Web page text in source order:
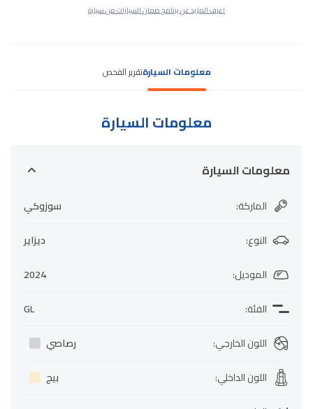
اعرف المزيد عن برنامج ضمان السيارات من سيارة
معلومات السيارةتقرير الفحص
معلومات السيارة
معلومات السيارة
الماركة:
سوزوكي
النوع:
ديزاير
الموديل:
2024
الفئة:
GL
اللون الخارجي:
رصاصي
اللون الداخلي:
بيج